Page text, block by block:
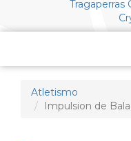
Tragaperras
Atletismo
Impulsion de